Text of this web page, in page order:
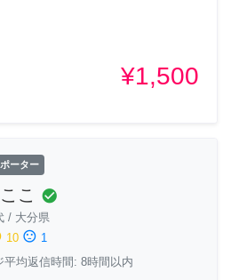
¥1,500
ーター
こ check_circle
/ 大分県
10 sentiment_dissatisfied 1
平均返信時間: 8時間以内